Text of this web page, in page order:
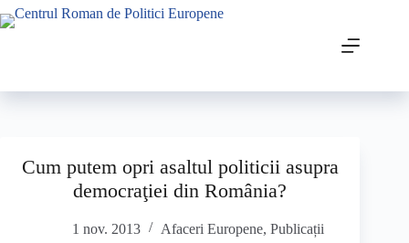
Cum putem opri asaltul politicii asupra
democraţiei din România?
1 nov. 2013 Afaceri Europene,Publicații